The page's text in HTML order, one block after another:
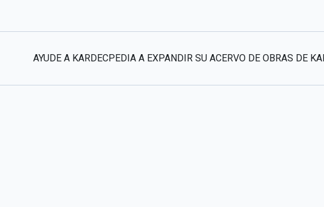
AYUDE A KARDECPEDIA A EXPANDIR SU ACERVO DE OBRAS DE